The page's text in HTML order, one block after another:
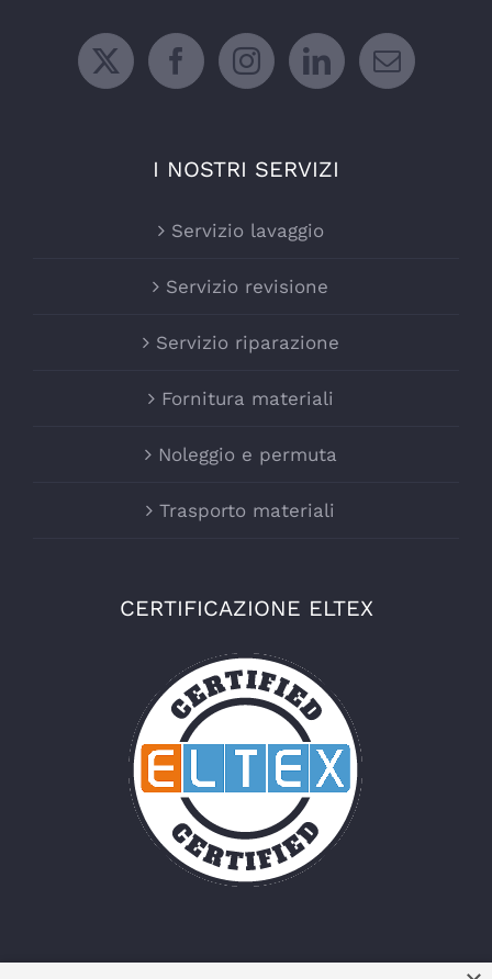
I NOSTRI SERVIZI
Servizio lavaggio
Servizio revisione
Servizio riparazione
Fornitura materiali
Noleggio e permuta
Trasporto materiali
CERTIFICAZIONE ELTEX